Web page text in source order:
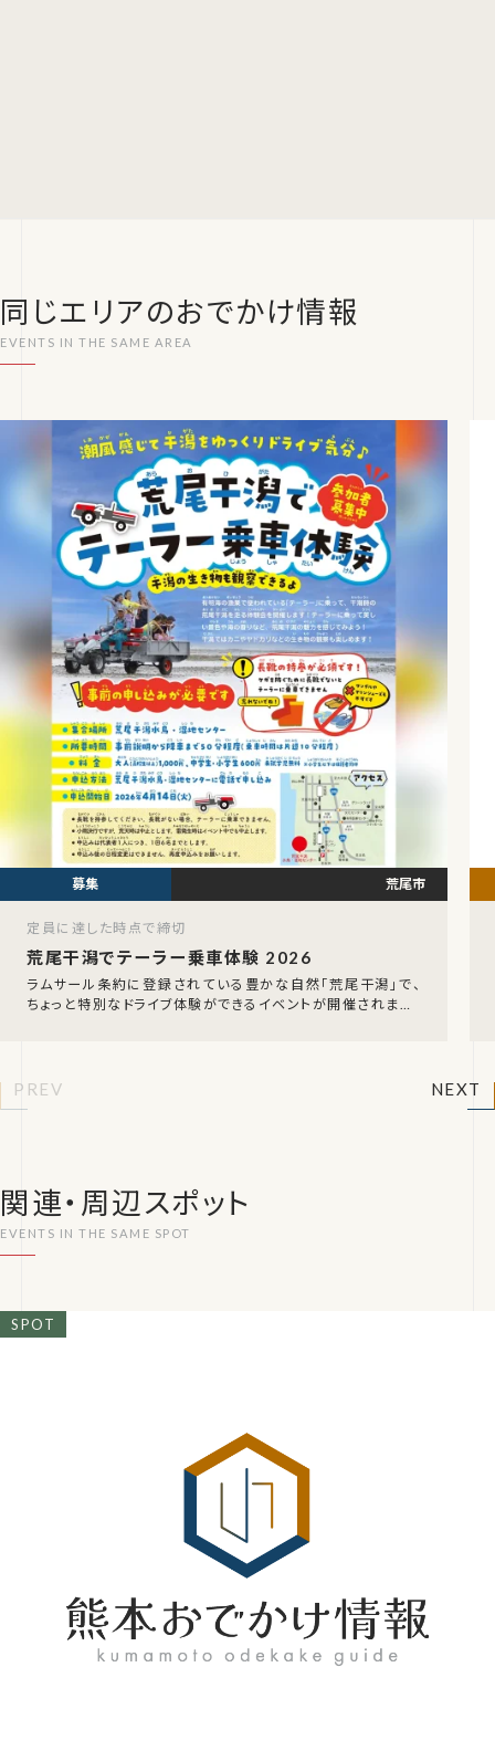
同じエリアのおでかけ情報
荒尾干潟でテーラー乗車体験 2026
ラムサール条約に登録されている豊かな自然「荒尾干潟」で、
ちょっと特別なドライブ体験ができるイベントが開催されます。
荒尾市
定員に達した時点で締切
PREV NEXT
関連・周辺スポット